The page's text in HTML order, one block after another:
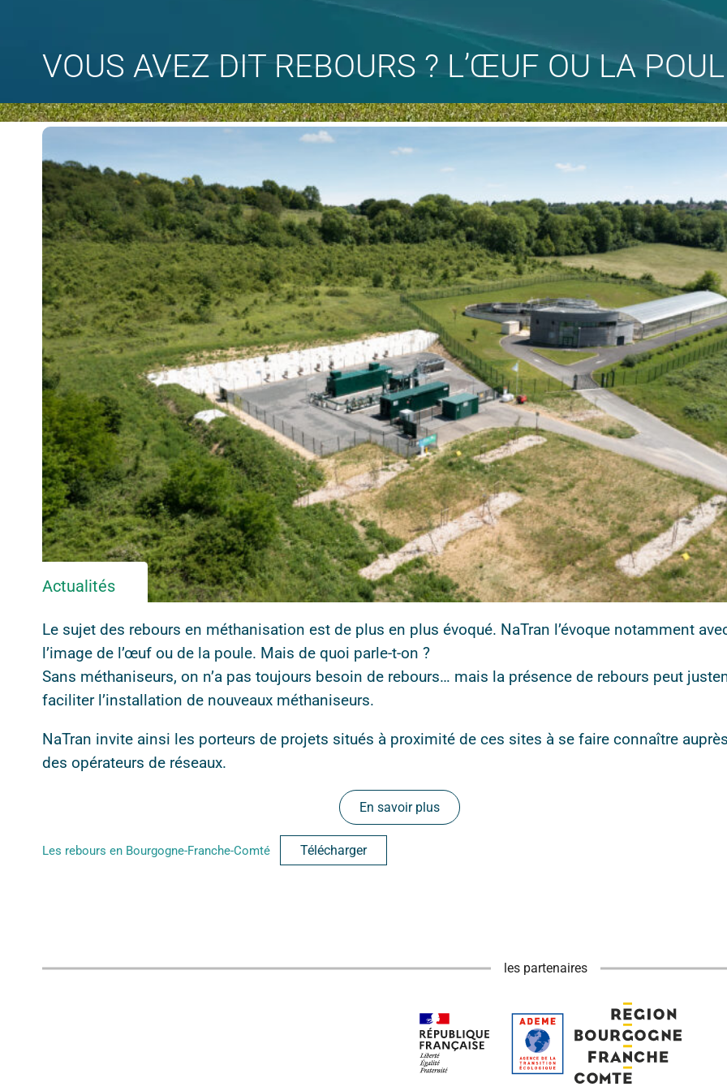
VOUS AVEZ DIT REBOURS ? L’ŒUF OU LA
Actualités
Le sujet des rebours en méthanisation est de plus en plus évoqué. NaTran l’évoque notamment
l’image de l’œuf ou de la poule. Mais de quoi parle-t-on ?
Sans méthaniseurs, on n’a pas toujours besoin de rebours… mais la présence de rebours peut
faciliter l’installation de nouveaux méthaniseurs.
NaTran invite ainsi les porteurs de projets situés à proximité de ces sites à se faire connaître
des opérateurs de réseaux.
En savoir plus
Les rebours en Bourgogne-Franche-Comté Télécharger
les partenaires